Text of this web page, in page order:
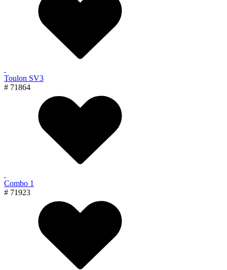
Toulon SV3
# 71864
Combo 1
# 71923